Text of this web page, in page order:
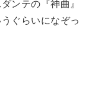
ンテの『神曲』
ぐらいになぞっ